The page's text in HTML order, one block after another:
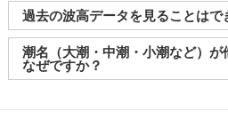
2011～2027年までの16年間分の潮
調べることができます。視覚的に分
日の出・日の入り情報も合わせて確
過去の波高データを見ることはで
大変申し訳ございませんが、過去の
関してはご提供しておりません。
潮名（大潮・中潮・小潮など）
なぜですか？
何日まで大潮」という統一された公